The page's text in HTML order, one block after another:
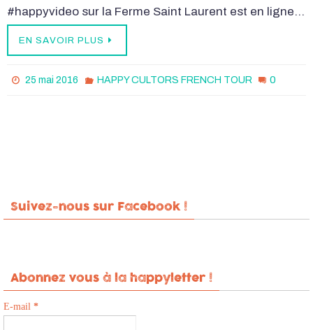
#happyvideo sur la Ferme Saint Laurent est en ligne…
EN SAVOIR PLUS
25 mai 2016 HAPPY CULTORS FRENCH TOUR 0
Suivez-nous sur Facebook !
Abonnez vous à la happyletter !
E-mail *